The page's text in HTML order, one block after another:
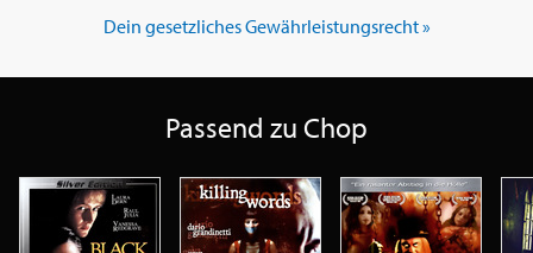
Dein gesetzliches Gewährleistungsrecht »
Passend zu Chop